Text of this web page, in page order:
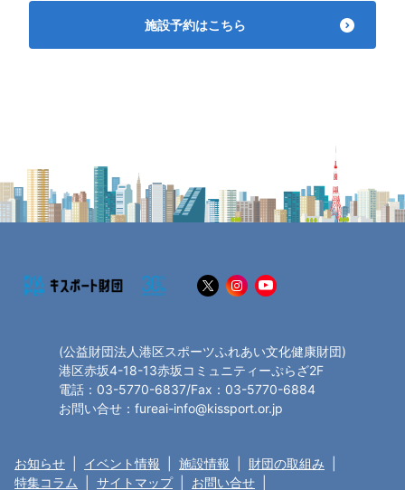
施設予約はこちら
(公益財団法人港区スポーツふれあい文化健康財団)
港区赤坂4-18-13赤坂コミュニティーぷらざ2F
電話：03-5770-6837/Fax：03-5770-6884
お問い合せ：fureai-info@kissport.or.jp
お知らせ イベント情報 施設情報 財団の取組み
特集コラム
サイトマップ お問い合せ